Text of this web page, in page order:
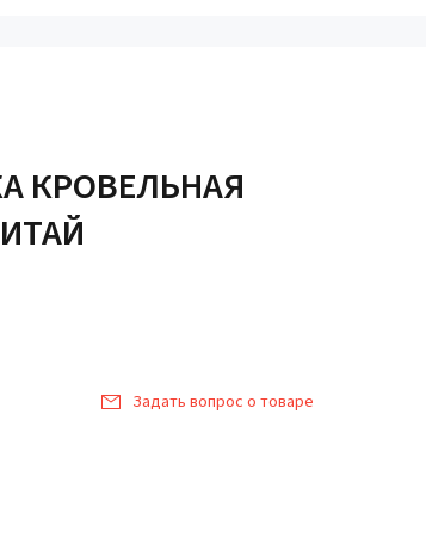
КРОВЕЛЬНАЯ
Задать вопрос о товаре